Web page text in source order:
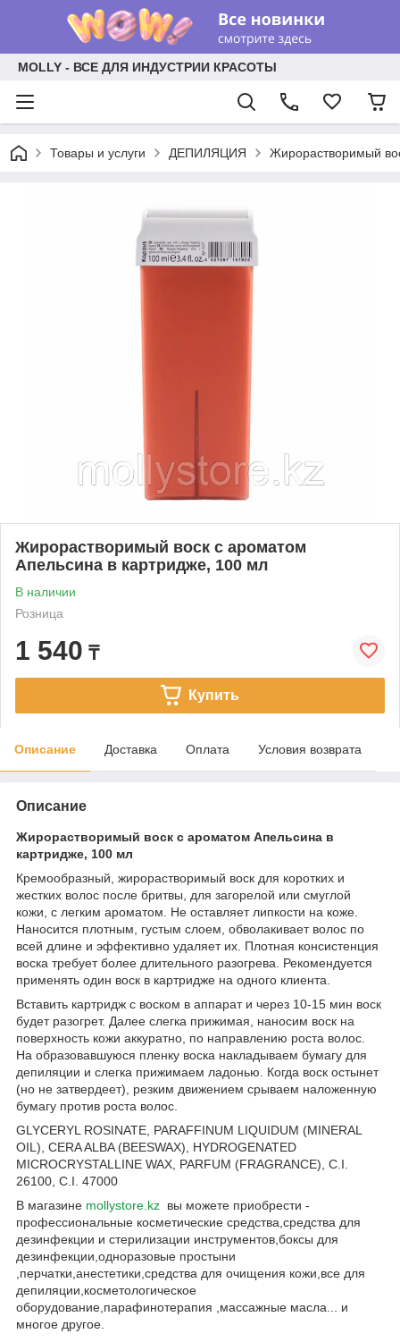
MOLLY - ВСЕ ДЛЯ ИНДУСТРИИ КРАСОТЫ
Товары и услуги ДЕПИЛЯЦИЯ Жирорастворимый
Жирорастворимый воск с ароматом
Апельсина в картридже, 100 мл
В наличии
Розница
1 540 ₸
Купить
Описание Доставка Оплата Условия возврата
Описание
Жирорастворимый воск с ароматом Апельсина в
картридже, 100 мл
Кремообразный, жирорастворимый воск для коротких и
жестких волос после бритвы, для загорелой или смуглой
кожи, с легким ароматом. Не оставляет липкости на коже.
Наносится плотным, густым слоем, обволакивает волос по
всей длине и эффективно удаляет их. Плотная консистенция
воска требует более длительного разогрева. Рекомендуется
применять один воск в картридже на одного клиента.
Вставить картридж с воском в аппарат и через 10-15 мин воск
будет разогрет. Далее слегка прижимая, наносим воск на
поверхность кожи аккуратно, по направлению роста волос.
На образовавшуюся пленку воска накладываем бумагу для
депиляции и слегка прижимаем ладонью. Когда воск остынет
(но не затвердеет), резким движением срываем наложенную
бумагу против роста волос.
GLYCERYL ROSINATE, PARAFFINUM LIQUIDUM (MINERAL
OIL), CERA ALBA (BEESWAX), HYDROGENATED
MICROCRYSTALLINE WAX, PARFUM (FRAGRANCE), C.I.
26100, C.I. 47000
В магазине mollystore.kz вы можете приобрести -
профессиональные косметические средства,средства для
дезинфекции и стерилизации инструментов,боксы для
дезинфекции,одноразовые простыни
,перчатки,анестетики,средства для очищения кожи,все для
депиляции,косметологическое
оборудование,парафинотерапия ,массажные масла... и
многое другое.